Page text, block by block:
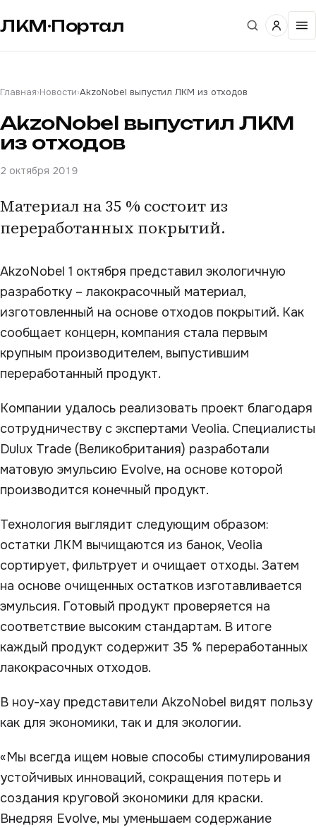
ЛКМ·Портал
Главная›Новости›AkzoNobel выпустил ЛКМ из отходов
AkzoNobel выпустил ЛКМ
из отходов
2 октября 2019
Материал на 35 % состоит из
переработанных покрытий.
AkzoNobel 1 октября представил экологичную
разработку – лакокрасочный материал,
изготовленный на основе отходов покрытий. Как
сообщает концерн, компания стала первым
крупным производителем, выпустившим
переработанный продукт.
Компании удалось реализовать проект благодаря
сотрудничеству с экспертами Veolia. Специалисты
Dulux Trade (Великобритания) разработали
матовую эмульсию Evolve, на основе которой
производится конечный продукт.
Технология выглядит следующим образом:
остатки ЛКМ вычищаются из банок, Veolia
сортирует, фильтрует и очищает отходы. Затем
на основе очищенных остатков изготавливается
эмульсия. Готовый продукт проверяется на
соответствие высоким стандартам. В итоге
каждый продукт содержит 35 % переработанных
лакокрасочных отходов.
В ноу-хау представители AkzoNobel видят пользу
как для экономики, так и для экологии.
«Мы всегда ищем новые способы стимулирования
устойчивых инноваций, сокращения потерь и
создания круговой экономики для краски.
Внедряя Evolve, мы уменьшаем содержание